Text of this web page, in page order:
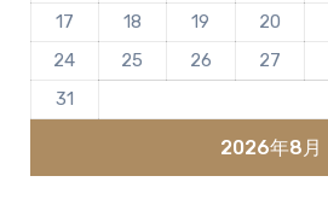
2026年8月
17
18 19 20
24
25 26 27
31